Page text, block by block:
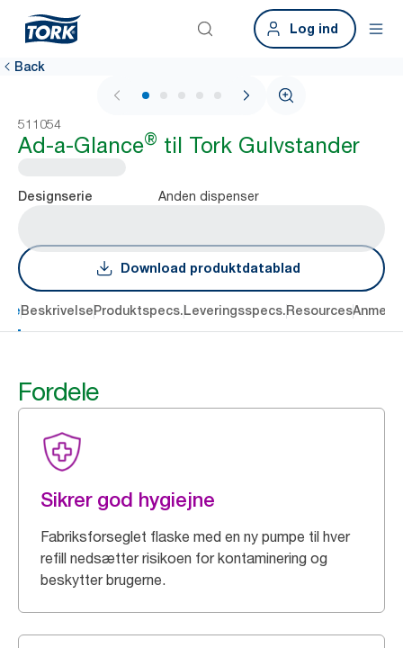
Log ind
Back
1 / 5
511054
Ad-a-Glance® til Tork Gulvstander
Designserie Anden dispenser
Download produktdatablad
BeskrivelseProduktspecs.Leveringsspecs.Resources
Fordele
Sikrer god hygiejne
Fabriksforseglet flaske med en ny pumpe til hver
refill nedsætter risikoen for kontaminering og
beskytter brugerne.